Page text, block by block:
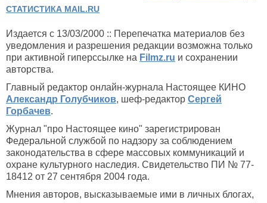
СТАТИСТИКА MAIL.RU
Издается с 13/03/2000 :: Перепечатка материалов без
уведомления и разрешения редакции возможна только
при активной гиперссылке на Filmz.ru и сохранении
авторства.
Главный редактор онлайн-журнала Настоящее КИНО
Александр Голубчиков, шеф-редактор Сергей
Горбачев.
Журнал "про Настоящее кино" зарегистрирован
Федеральной службой по надзору за соблюдением
законодательства в сфере массовых коммуникаций и
охране культурного наследия. Свидетельство ПИ № 77-
18412 от 27 сентября 2004 года.
Мнения авторов, высказываемые ими в личных блогах,